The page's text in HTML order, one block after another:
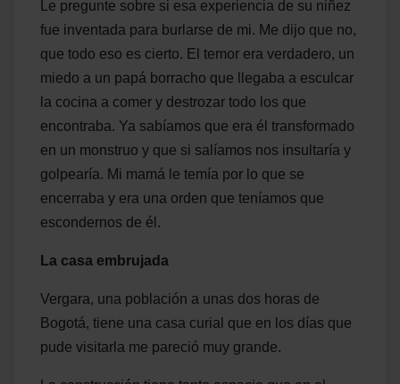
Le pregunte sobre si esa experiencia de su niñez
fue inventada para burlarse de mi. Me dijo que no,
que todo eso es cierto. El temor era verdadero, un
miedo a un papá borracho que llegaba a esculcar
la cocina a comer y destrozar todo los que
encontraba. Ya sabíamos que era él transformado
en un monstruo y que si salíamos nos insultaría y
golpearía. Mi mamá le temía por lo que se
encerraba y era una orden que teníamos que
escondernos de él.
La casa embrujada
Vergara, una población a unas dos horas de
Bogotá, tiene una casa curial que en los días que
pude visitarla me pareció muy grande.